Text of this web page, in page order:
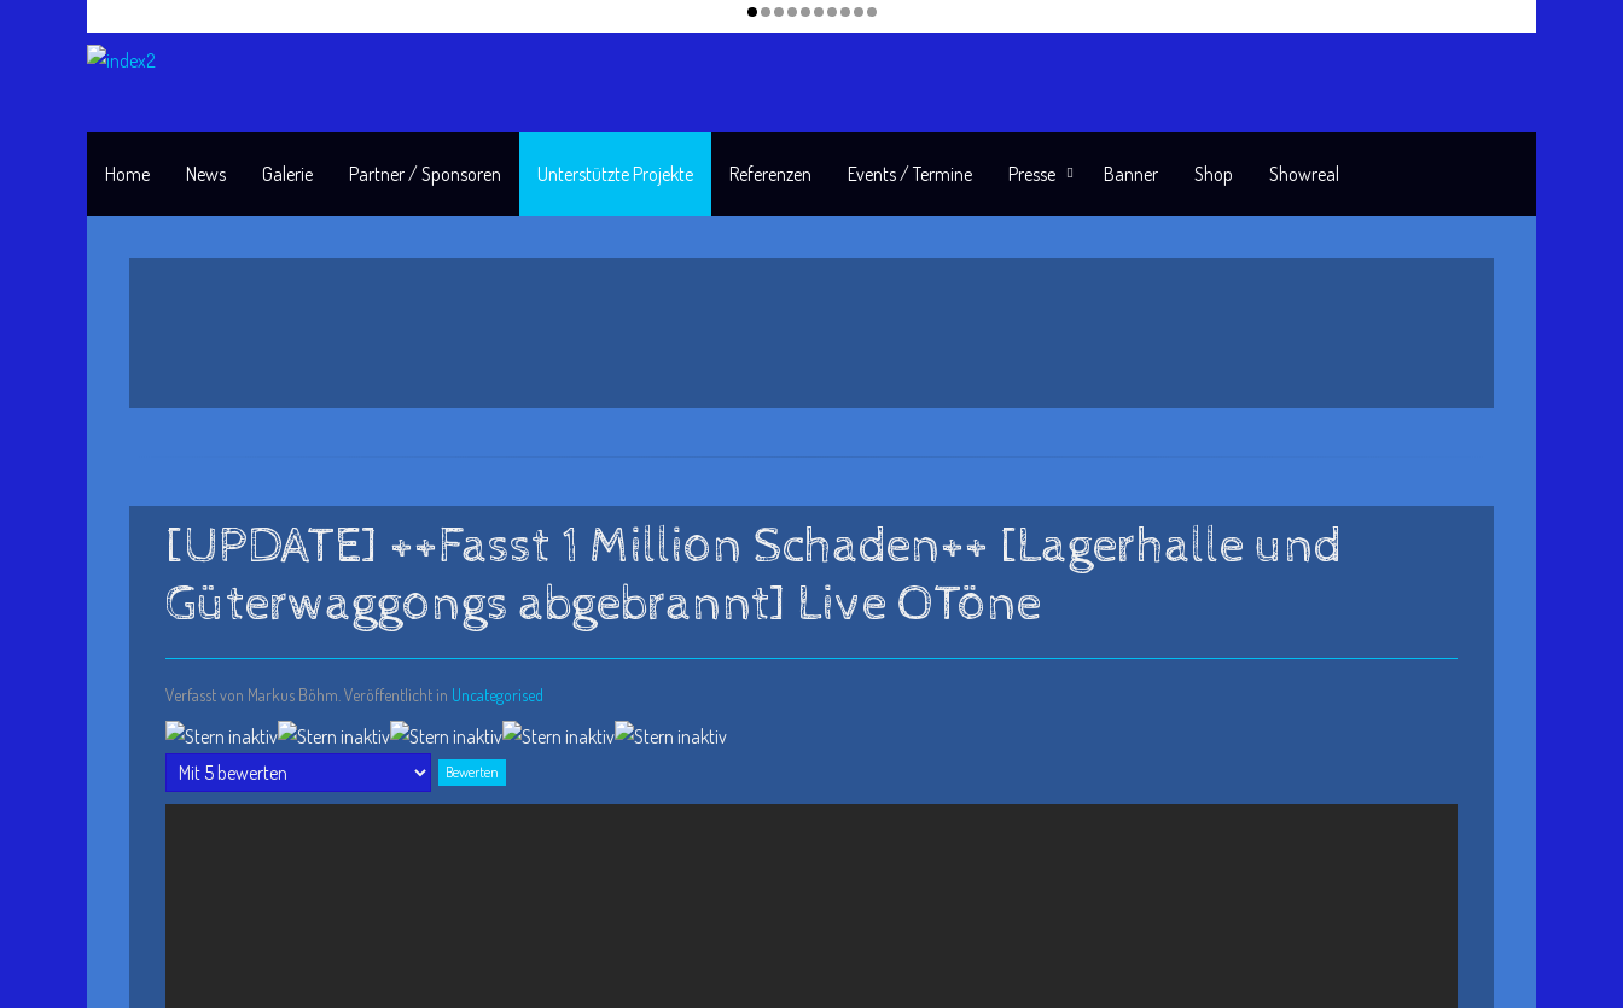
Home News Galerie Partner / Sponsoren Unterstützte Projekte Referenzen Events / Termine Presse Banner Shop Showreal
[UPDATE] ++Fasst 1 Million Schaden++ [Lagerhalle und
Güterwaggongs abgebrannt] Live OTöne
Verfasst von Markus Böhm. Veröffentlicht in Uncategorised
Bitte
bewerten